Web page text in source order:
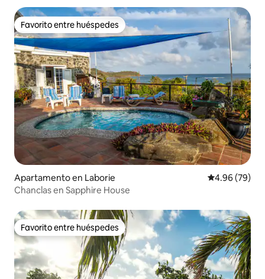
Favorito entre huéspedes
Favorito entre huéspedes
Apartamento en Laborie Calificación
4.96 (79)
Chanclas en Sapphire House
Favorito entre huéspedes
Favorito entre huéspedes